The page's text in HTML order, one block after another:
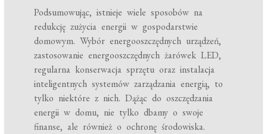
Podsumowując, istnieje wiele sposobów na
redukcję zużycia energii w gospodarstwie
domowym. Wybór energooszczędnych urządzeń,
zastosowanie energooszczędnych żarówek LED,
regularna konserwacja sprzętu oraz instalacja
inteligentnych systemów zarządzania energią, to
tylko niektóre z nich. Dążąc do oszczędzania
energii w domu, nie tylko dbamy o swoje
finanse, ale również o ochronę środowiska.